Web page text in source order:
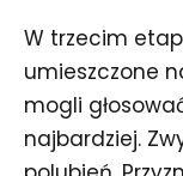
W trzecim
umieszczone
mogli
najbardziej.